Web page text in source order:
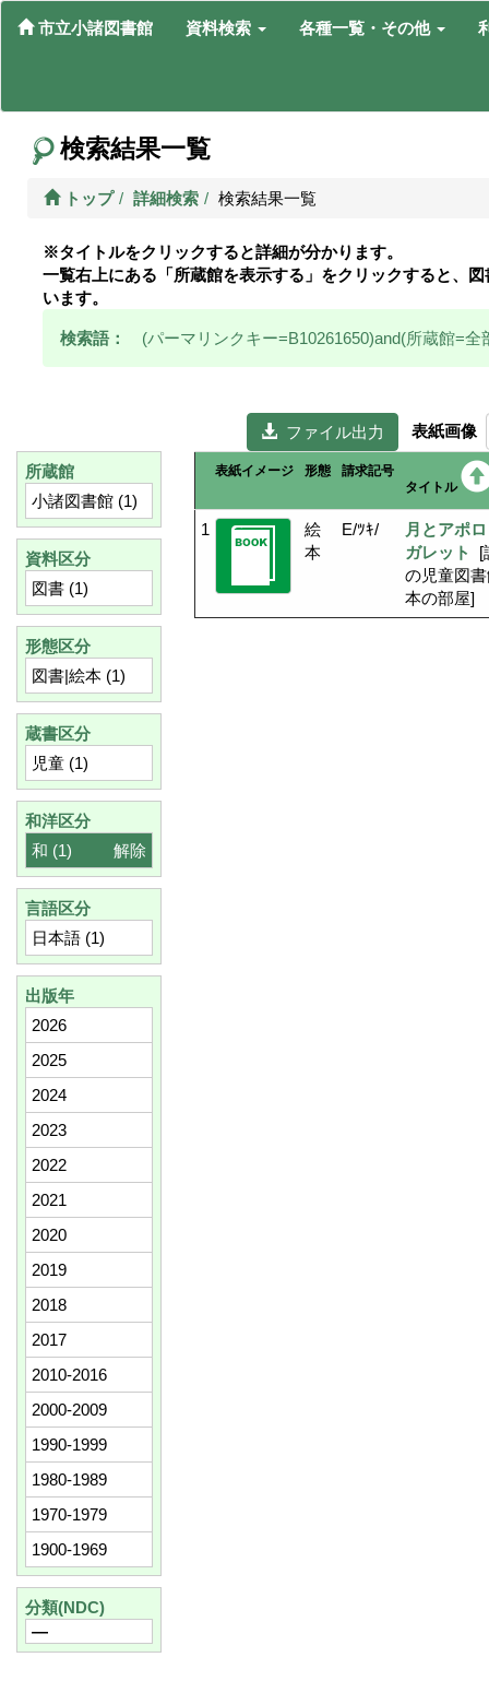
市立小諸図書館 資料検索 各種一覧・その他
検索結果一覧
トップ 詳細検索 検索結果一覧
※タイトルをクリックすると詳細が分かります。
一覧右上にある「所蔵館を表示する」をクリックすると、
います。
検索語： (パーマリンクキー=B10261650)and(所蔵館=全
ファイル出力 表紙画像
所蔵館
小諸図書館 (1)
資料区分
図書 (1)
形態区分
図書|絵本 (1)
蔵書区分
児童 (1)
和洋区分
和 (1) 解除
言語区分
日本語 (1)
出版年
2026
2025
2024
2023
2022
2021
2020
2019
2018
2017
2010-2016
2000-2009
1990-1999
1980-1989
1970-1979
1900-1969
分類(NDC)
―
表紙イメージ 形態
請求記号
タイトル
1
絵
本
E/ﾂｷ/
月とアポ
ガレット
[
の児童図
本の部屋]